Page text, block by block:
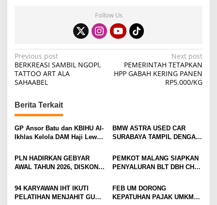
Follow Us
P
o
s
t
n
a
v
i
g
t
Previous post
BERKREASI SAMBIL NGOPI,
TATTOO ART ALA
SAHAABEL
Next post
PEMERINTAH TETAPKAN
HPP GABAH KERING PANEN
RP5.000/KG
Berita Terkait
GP Ansor Batu dan KBIHU Al-
Ikhlas Kelola DAM Haji Lewat
BMW ASTRA USED CAR
SURABAYA TAMPIL DENGAN
PELANGGAN DI JATIM
DENGAN FASILITAS
PREMIUM
PLN HADIRKAN GEBYAR
AWAL TAHUN 2026, DISKON
PERSEN
PEMKOT MALANG SIAPKAN
PENYALURAN BLT DBH CHT
ROKOK
94 KARYAWAN IHT IKUTI
PELATIHAN MENJAHIT GUNA
FEB UM DORONG
KEPATUHAN PAJAK UMKM